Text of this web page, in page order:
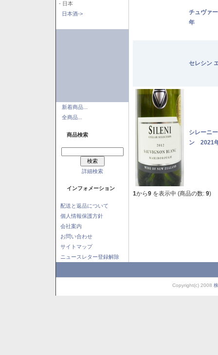
- 日本
日本酒->
新着商品...
全商品...
商品検索
詳細検索
インフォメーション
配送と返品について
個人情報保護方針
会社案内
お問い合わせ
サイトマップ
ニュースレター登録解除
チュヴァ
年
セレシン
シレーニ
ン 2021
1から9 を表示中 (商品の数: 9)
Copyright(c) 2008